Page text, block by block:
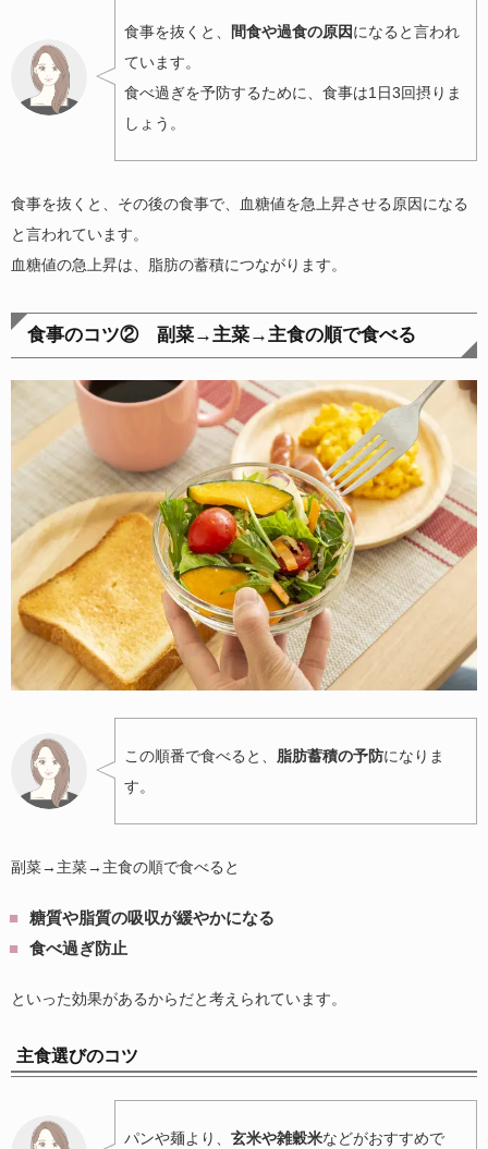
食事を抜くと、 間食や過食の原因になると言われ
ています。
食べ過ぎを予防するために、食事は1日3回摂りま
しょう。
食事を抜くと、その後の食事で、血糖値を急上昇させる原因になる
と言われています。
血糖値の急上昇は、脂肪の蓄積につながります。
食事のコツ② 副菜→主菜→主食の順で食べる
この順番で食べると、 脂肪蓄積の予防になりま
す。
副菜→主菜→主食の順で食べると
糖質や脂質の吸収が緩やかになる
食べ過ぎ防止
といった効果があるからだと考えられています。
主食選びのコツ
パンや麺より、 玄米や雑穀米などがおすすめで